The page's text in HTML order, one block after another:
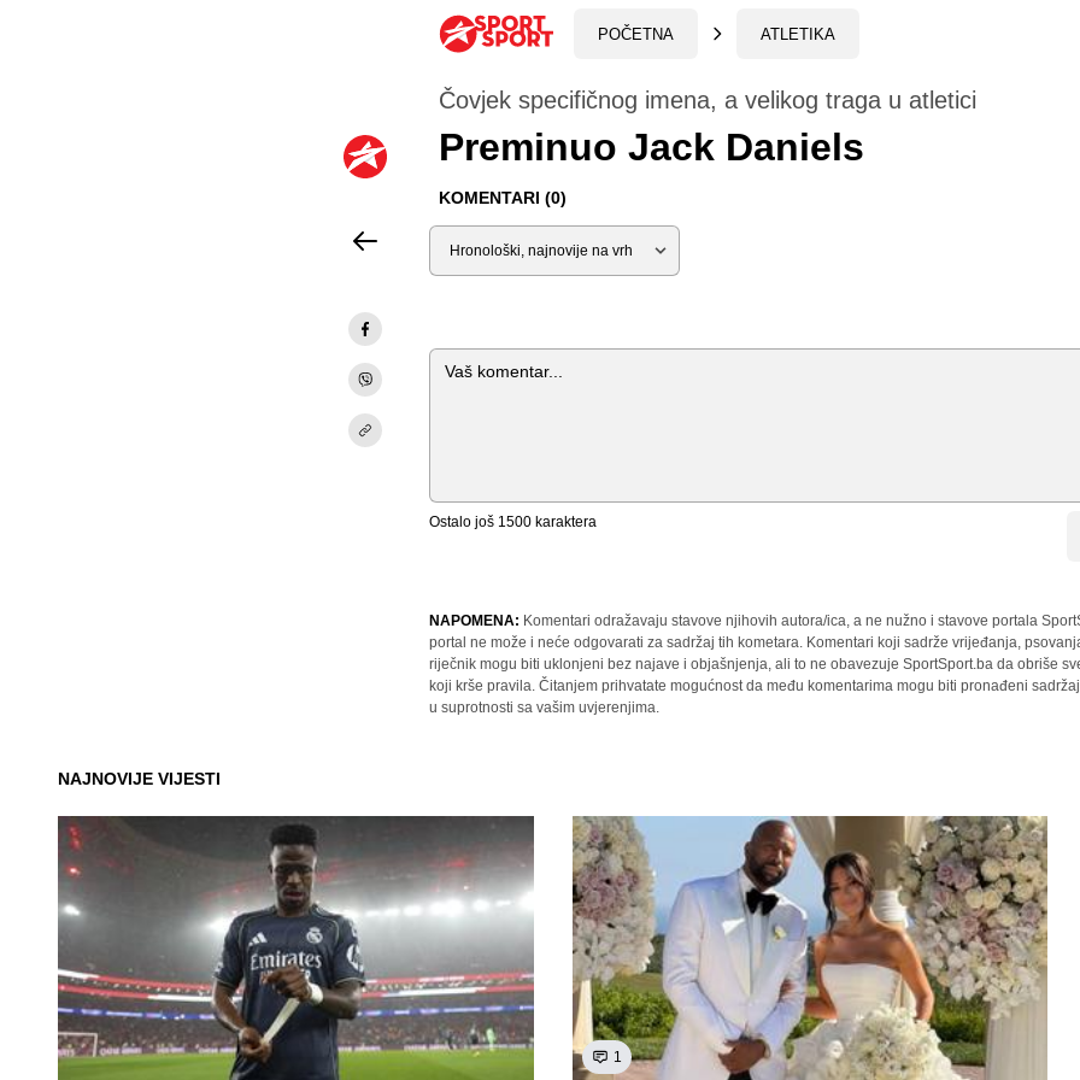
POČETNA ATLETIKA
Čovjek specifičnog imena, a velikog traga u atletici
Preminuo Jack Daniels
KOMENTARI (0)
Sortiraj
Komentar
Ostalo još 1500 karaktera
NAPOMENA: Komentari odražavaju stavove njihovih autora/ica, a ne nužno i stavove portala
portal ne može i neće odgovarati za sadržaj tih kometara. Komentari koji sadrže vrijeđanja,
riječnik mogu biti uklonjeni bez najave i objašnjenja, ali to ne obavezuje SportSport.ba da obriše
koji krše pravila. Čitanjem prihvatate mogućnost da među komentarima mogu biti pronađeni
u suprotnosti sa vašim uvjerenjima.
NAJNOVIJE VIJESTI
1